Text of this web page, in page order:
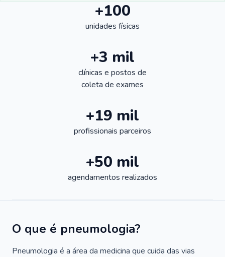
+100
unidades físicas
+3 mil
clínicas e postos de
coleta de exames
+19 mil
profissionais parceiros
+50 mil
agendamentos realizados
O que é pneumologia?
Pneumologia é a área da medicina que cuida das vias